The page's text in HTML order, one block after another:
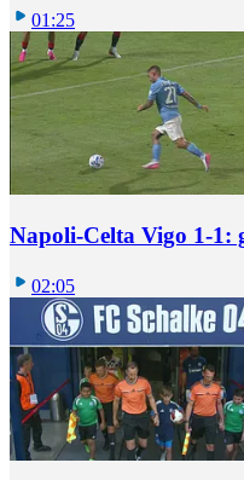
01:25
Napoli-Celta Vigo 1-1:
02:05